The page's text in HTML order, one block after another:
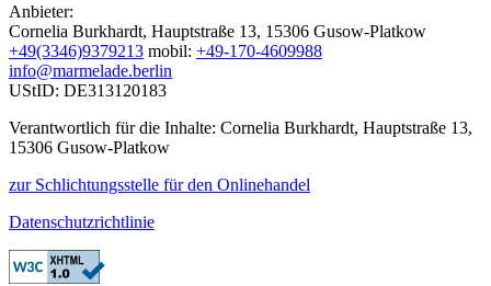
Anbieter:
Cornelia Burkhardt, Hauptstraße 13, 15306 Gusow-Platkow
+49(3346)9379213 mobil: +49-170-4609988
info@marmelade.berlin
UStID: DE313120183
Verantwortlich für die Inhalte: Cornelia Burkhardt, Hauptstraße 13,
15306 Gusow-Platkow
zur Schlichtungsstelle für den Onlinehandel
Datenschutzrichtlinie